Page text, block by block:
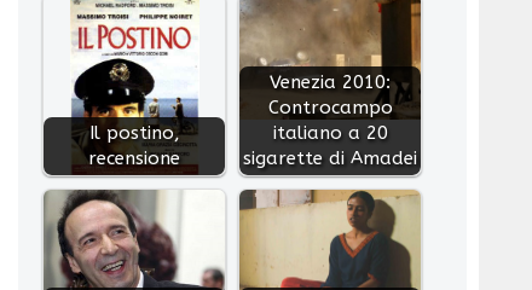
Il postino,
recensione
Venezia 2010:
Controcampo
italiano a 20
sigarette di Amadei